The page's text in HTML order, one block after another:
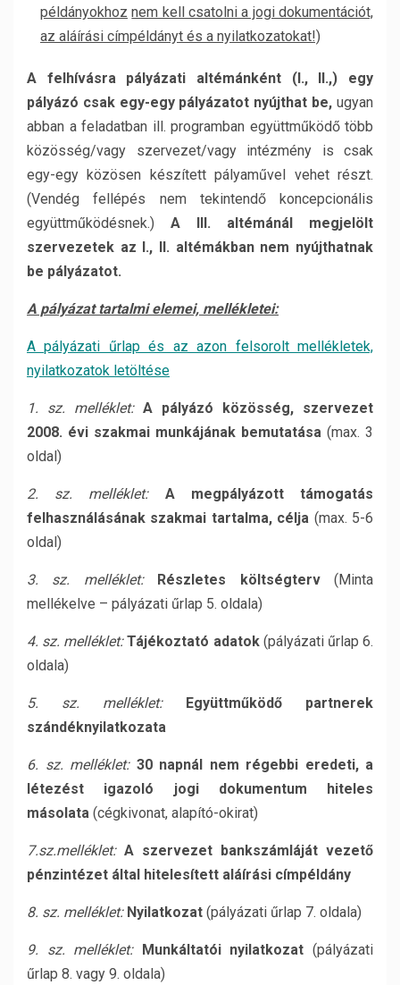
példányokhoz nem kell csatolni a jogi dokumentációt,
az aláírási címpéldányt és a nyilatkozatokat!)
A felhívásra pályázati altémánként (I., II.,) egy
pályázó csak egy-egy pályázatot nyújthat be, ugyan
abban a feladatban ill. programban együttműködő több
közösség/vagy szervezet/vagy intézmény is csak
egy-egy közösen készített pályaművel vehet részt.
(Vendég fellépés nem tekintendő koncepcionális
együttműködésnek.) A III. altémánál megjelölt
szervezetek az I., II. altémákban nem nyújthatnak
be pályázatot.
A pályázat tartalmi elemei, mellékletei:
A pályázati űrlap és az azon felsorolt mellékletek,
nyilatkozatok letöltése
1. sz. melléklet: A pályázó közösség, szervezet
2008. évi szakmai munkájának bemutatása (max. 3
oldal)
2. sz. melléklet:
A megpályázott támogatás
felhasználásának szakmai tartalma, célja (max. 5-6
oldal)
3. sz. melléklet: Részletes költségterv(Minta
mellékelve – pályázati űrlap 5. oldala)
4. sz. melléklet: Tájékoztató adatok(pályázati űrlap 6.
oldala)
5. sz. melléklet:
Együttműködő partnerek
szándéknyilatkozata
6. sz. melléklet: 30 napnál nem régebbi eredeti, a
létezést igazoló jogi dokumentum hiteles
másolata (cégkivonat, alapító-okirat)
7.sz.melléklet: A szervezet bankszámláját vezető
pénzintézet által hitelesített aláírási címpéldány
8. sz. melléklet: Nyilatkozat (pályázati űrlap 7. oldala)
9. sz. melléklet: Munkáltatói nyilatkozat (pályázati
űrlap 8. vagy 9. oldala)